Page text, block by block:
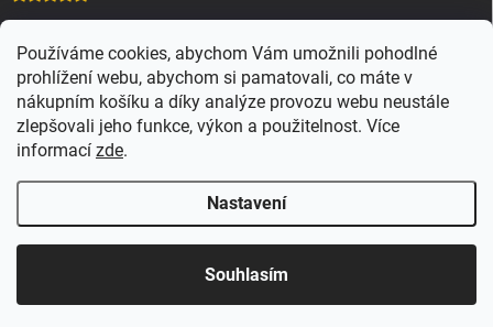
Používáme cookies, abychom Vám umožnili pohodlné
prohlížení webu, abychom si pamatovali, co máte v
nákupním košíku a díky analýze provozu webu neustále
zlepšovali jeho funkce, výkon a použitelnost. Více
informací zde.
Nastavení
Souhlasím
Copyright 2026Juchoo. Všechna práva vyhrazena.Upravit nastavení
cookies